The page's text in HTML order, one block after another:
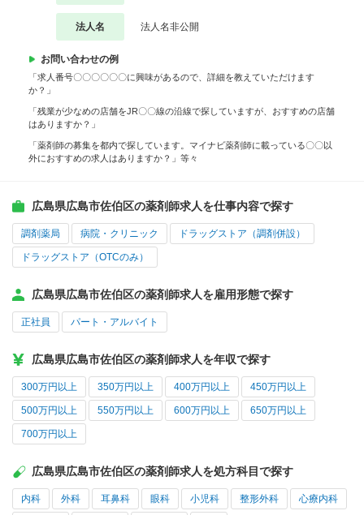
法人名 法人名非公開
お問い合わせの例
「求人番号〇〇〇〇〇〇に興味があるので、詳細を教えていただけます
か？」
「残業が少なめの店舗をJR〇〇線の沿線で探していますが、おすすめの店舗
はありますか？」
「薬剤師の募集を都内で探しています。マイナビ薬剤師に載っている〇〇以
外におすすめの求人はありますか？」等々
広島県広島市佐伯区の薬剤師求人を仕事内容で探す
調剤薬局 病院・クリニック ドラッグストア（調剤併設）
ドラッグストア（OTCのみ）
広島県広島市佐伯区の薬剤師求人を雇用形態で探す
正社員 パート・アルバイト
広島県広島市佐伯区の薬剤師求人を年収で探す
300万円以上 350万円以上 400万円以上 450万円以上
500万円以上 550万円以上 600万円以上 650万円以上
700万円以上
広島県広島市佐伯区の薬剤師求人を処方科目で探す
内科 外科 耳鼻科 眼科 小児科 整形外科 心療内科